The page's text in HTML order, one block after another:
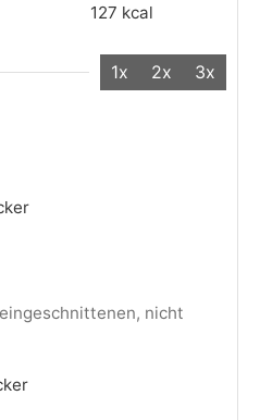
127 kcal
1x 2x 3x
nicht